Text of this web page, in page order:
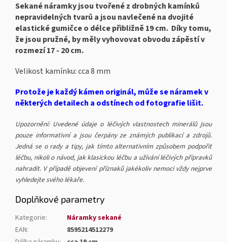
Sekané náramky jsou tvořené z drobných kamínků
nepravidelných tvarů a jsou navlečené na dvojité
elastické gumičce o délce přibližně 19 cm. Díky tomu,
že jsou pružné, by měly vyhovovat obvodu zápěstí v
rozmezí 17 - 20 cm.
Velikost kamínku: cca 8 mm
Protože je každý kámen originál, může se náramek v
některých detailech a odstínech od fotografie lišit.
Upozornění: Uvedené údaje o léčivých vlastnostech minerálů jsou
pouze informativní a jsou čerpány ze známých publikací a zdrojů.
Jedná se o rady a tipy, jak tímto alternativním způsobem podpořit
léčbu, nikoli o návod, jak klasickou léčbu a užívání léčivých přípravků
nahradit. V případě objevení příznaků jakékoliv nemoci vždy nejprve
vyhledejte svého lékaře.
Doplňkové parametry
Kategorie:
Náramky sekané
EAN:
8595214512279